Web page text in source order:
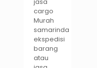
cargo
Murah
samarinda
ekspedisi
barang
atau